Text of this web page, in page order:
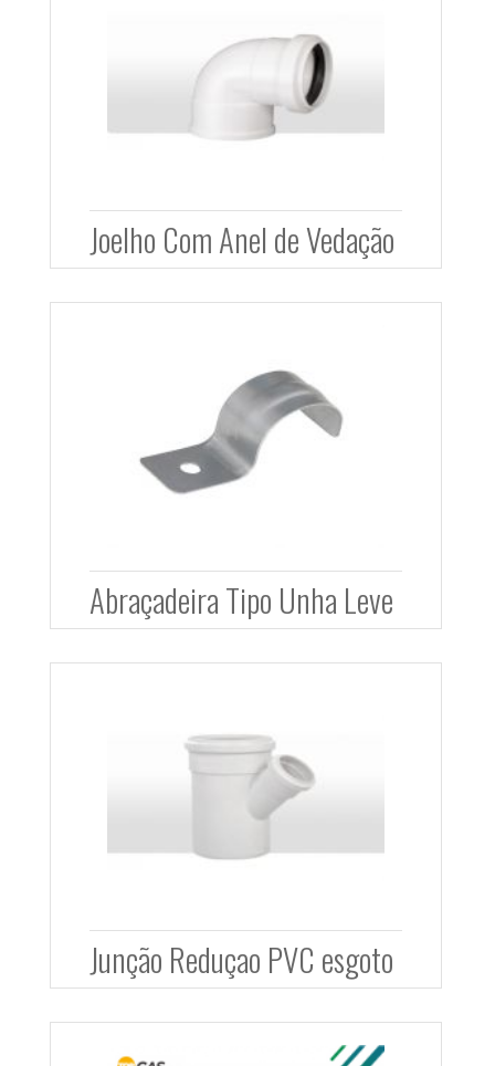
Joelho Com Anel de Vedação
Abraçadeira Tipo Unha Leve
Junção Reduçao PVC esgoto